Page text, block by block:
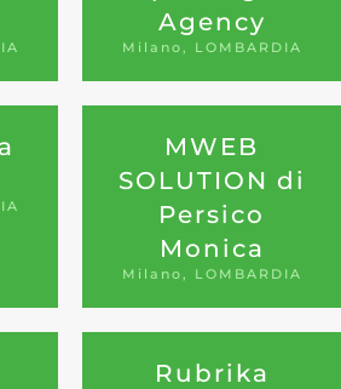
Agency
Milano, LOMBARDIA
MWEB
SOLUTION di
Persico
Monica
Milano, LOMBARDIA
Rubrika